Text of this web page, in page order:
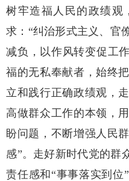
树牢造福人民的政绩观
求：“纠治形式主义、官
减负，以作风转变促工
福的无私奉献者，始终
立和践行正确政绩观，
高做群众工作的本领，
盼问题，不断增强人民
感”。走好新时代党的群
责任感和“事事落实到位